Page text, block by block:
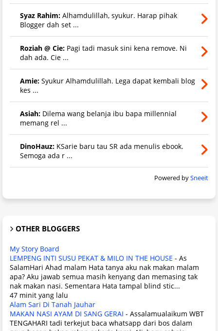
Syaz Rahim: Alhamdulillah, syukur. Harap pihak
Blogger dah set ...
Roziah @ Cie: Pagi tadi masuk sini kena remove. Ni
dah ada. Cie ...
Amie: Syukur Alhamdulillah. Lega dapat kembali blog
kes ...
Asiah: Dilema wang belanja ibu bapa millennial
memang rel ...
DinoHauz: KSarie baru tau SR ada menulis ebook.
Semoga ada r ...
Powered bySneeit
OTHER BLOGGERS
My Story Board
LEMPENG INTI SUSU PEKAT & MILO IN THE HOUSE - As
SalamHari Ahad malam Hata tanya aku nak makan malam
apa? Aku jawab semua masih kenyang dan memasing tak
nak makan nasi. Sementara Hata tampal blind stic...
47 minit yang lalu
Alam Sari Di Tanah Jauhar
MAKAN NASI AYAM DI SANG GERAI - Assalamualaikum WBT
TENGAHARI tadi terkejut baca whatsapp dari bos dalam